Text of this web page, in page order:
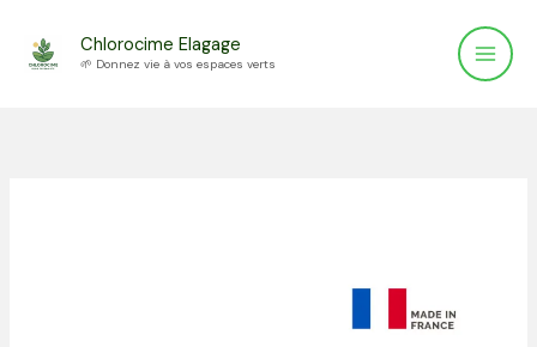
Chlorocime Elagage
🌱 Donnez vie à vos espaces verts